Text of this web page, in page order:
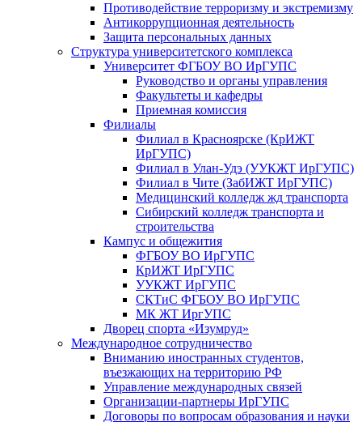
Противодействие терроризму и экстремизму
Антикоррупционная деятельность
Защита персональных данных
Структура университетского комплекса
Университет ФГБОУ ВО ИрГУПС
Руководство и органы управления
Факультеты и кафедры
Приемная комиссия
Филиалы
Филиал в Красноярске (КрИЖТ
ИрГУПС)
Филиал в Улан-Удэ (УУКЖТ ИрГУПС)
Филиал в Чите (ЗабИЖТ ИрГУПС)
Медицинский колледж жд транспорта
Сибирский колледж транспорта и
строительства
Кампус и общежития
ФГБОУ ВО ИрГУПС
КрИЖТ ИрГУПС
УУКЖТ ИрГУПС
СКТиС ФГБОУ ВО ИрГУПС
МК ЖТ ИргУПС
Дворец спорта «Изумруд»
Международное сотрудничество
Вниманию иностранных студентов,
въезжающих на территорию РФ
Управление международных связей
Организации-партнеры ИрГУПС
Договоры по вопросам образования и науки